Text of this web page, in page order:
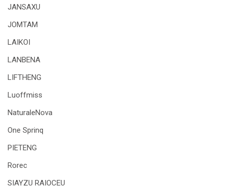
JANSAXU
JOMTAM
LAIKOI
LANBENA
LIFTHENG
Luoffmiss
NaturaleNova
One Sprinq
PIETENG
Rorec
SIAYZU RAIOCEU